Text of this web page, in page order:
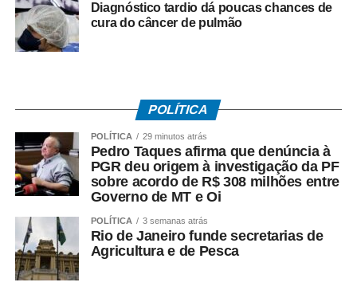
Dois dias depois, no dia 29 de junho, os rodoviários do
município do Rio de Janeiro iniciaram a paralisação. No
dia 2 de julho, suspenderam o movimento, a pedido do
mas não houve acordo.
Entre as principais reivindicações da categoria estão
reajuste salarial, valorização dos pisos remuneratórios,
ampliação do auxílio-alimentação para R$ 1 mil e o
pagamento do intervalo para refeição como hora
extraordinária.
Diagnóstico tardio dá poucas chances de
cura do câncer de pulmão
POLÍTICA
POLÍTICA 29 minutos atrás
Pedro Taques afirma que denúncia à
PGR deu origem à investigação da PF
sobre acordo de R$ 308 milhões entre
Governo de MT e Oi
POLÍTICA 3 semanas atrás
Rio de Janeiro funde secretarias de
Agricultura e de Pesca